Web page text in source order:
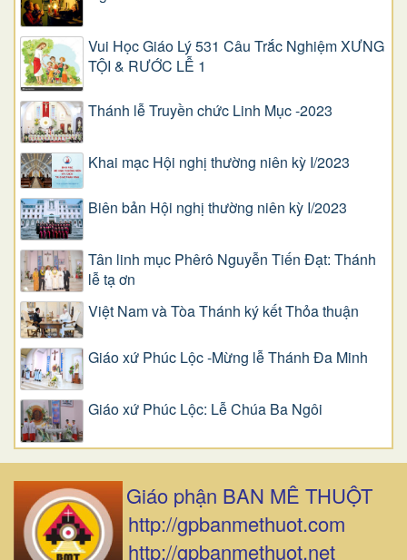
Vui Học Giáo Lý 531 Câu Trắc Nghiệm XƯNG
TỘI & RƯỚC LỄ 1
Thánh lễ Truyền chức Linh Mục -2023
Khai mạc Hội nghị thường niên kỳ I/2023
Biên bản Hội nghị thường niên kỳ I/2023
Tân linh mục Phêrô Nguyễn Tiến Đạt: Thánh
lễ tạ ơn
Việt Nam và Tòa Thánh ký kết Thỏa thuận
Giáo xứ Phúc Lộc -Mừng lễ Thánh Đa Minh
Giáo xứ Phúc Lộc: Lễ Chúa Ba Ngôi
Giáo phận BAN MÊ THUỘT
http://gpbanmethuot.com
http://gpbanmethuot.net